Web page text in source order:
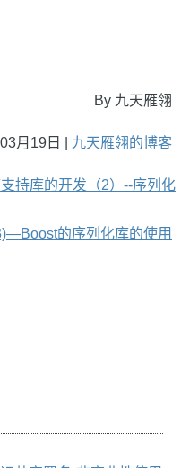
By 九天雁翎
月19日 | 九天雁翎的博客
持库的开发（2）--序列化
的序列化库的使用